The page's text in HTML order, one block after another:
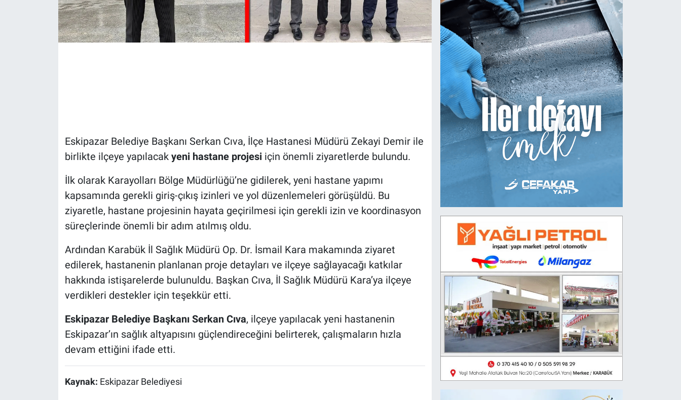
Eskipazar Belediye Başkanı Serkan Cıva, İlçe Hastanesi Müdürü Zekayi Demir ile
birlikte ilçeye yapılacakyeni hastane projesi için önemli ziyaretlerde bulundu.
İlk olarak Karayolları Bölge Müdürlüğü’ne gidilerek, yeni hastane yapımı
kapsamında gerekli giriş-çıkış izinleri ve yol düzenlemeleri görüşüldü. Bu
ziyaretle, hastane projesinin hayata geçirilmesi için gerekli izin ve koordinasyon
süreçlerinde önemli bir adım atılmış oldu.
Ardından Karabük İl Sağlık Müdürü Op. Dr. İsmail Kara makamında ziyaret
edilerek, hastanenin planlanan proje detayları ve ilçeye sağlayacağı katkılar
hakkında istişarelerde bulunuldu. Başkan Cıva, İl Sağlık Müdürü Kara’ya ilçeye
verdikleri destekler için teşekkür etti.
Eskipazar Belediye Başkanı Serkan Cıva, ilçeye yapılacak yeni hastanenin
Eskipazar’ın sağlık altyapısını güçlendireceğini belirterek, çalışmaların hızla
devam ettiğini ifade etti.
Kaynak: Eskipazar Belediyesi